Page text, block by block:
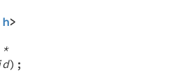
>
*
);